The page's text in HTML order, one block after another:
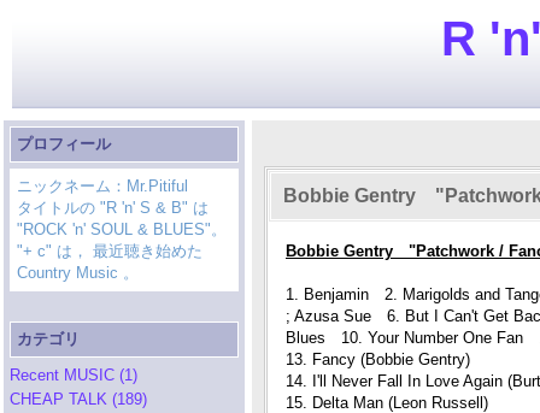
R
プロフィール
ニックネーム：Mr.Pitiful
タイトルの "R 'n' S & B" は
"ROCK 'n' SOUL & BLUES"。
"+ c" は， 最近聴き始めた
Country Music 。
カテゴリ
Recent MUSIC (1)
CHEAP TALK (189)
Bobbie Gentry
Bobbie Gentry "Patchwork /
1. Benjamin 2. Marigolds and
; Azusa Sue 6. But I Can't Get
Blues 10. Your Number One Fan
13. Fancy (Bobbie Gentry)
14. I'll Never Fall In Love Again
15. Delta Man (Leon Russell)